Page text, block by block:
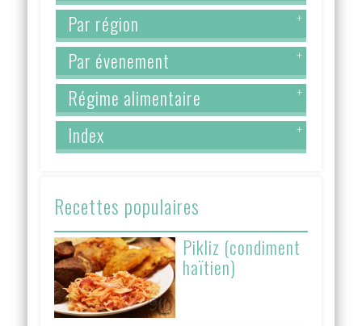
Par région +
Par évenement +
Régime alimentaire +
Index +
Recettes populaires
Pikliz (condiment
haïtien)